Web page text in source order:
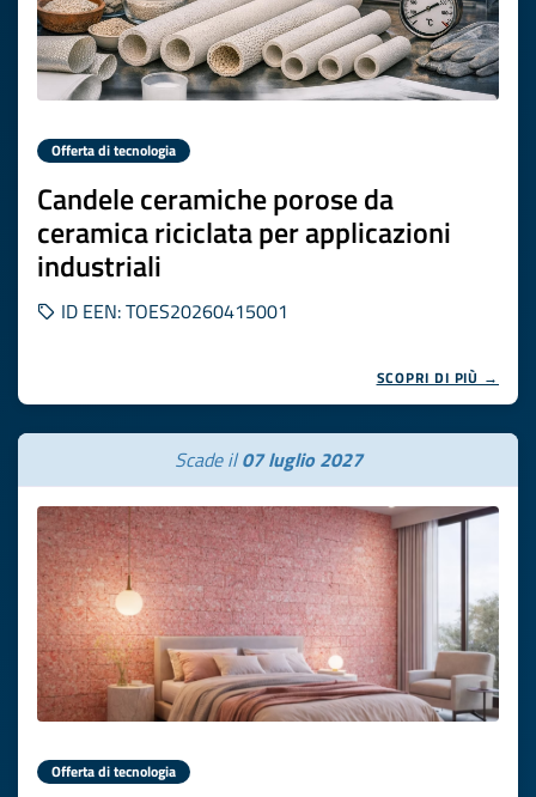
Offerta di tecnologia
Candele ceramiche porose da
ceramica riciclata per applicazioni
industriali
ID EEN: TOES20260415001
SCOPRI DI PIÙ →
Scade il07 luglio 2027
Offerta di tecnologia